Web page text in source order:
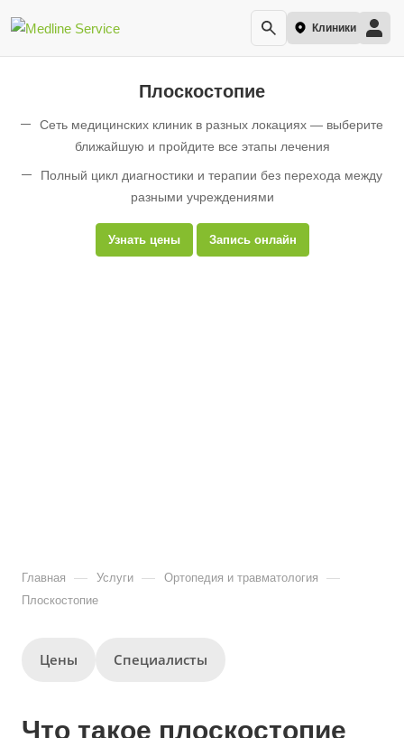
Клиники
Плоскостопие
Сеть медицинских клиник в разных локациях — выберите
ближайшую и пройдите все этапы лечения
Полный цикл диагностики и терапии без перехода между
разными учреждениями
Эффективное устранение боли и быстрое восстановление
двигательной активности
Узнать цены Запись онлайн
Главная — Услуги — Ортопедия и травматология —
Плоскостопие
Цены Специалисты
Что такое плоскостопие